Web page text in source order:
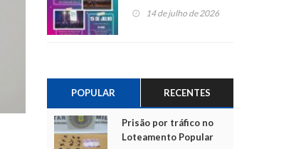
Centro de Cultura de
14 de julho de 2026
POPULAR RECENTES
Prisão por tráfico no
Loteamento Popular